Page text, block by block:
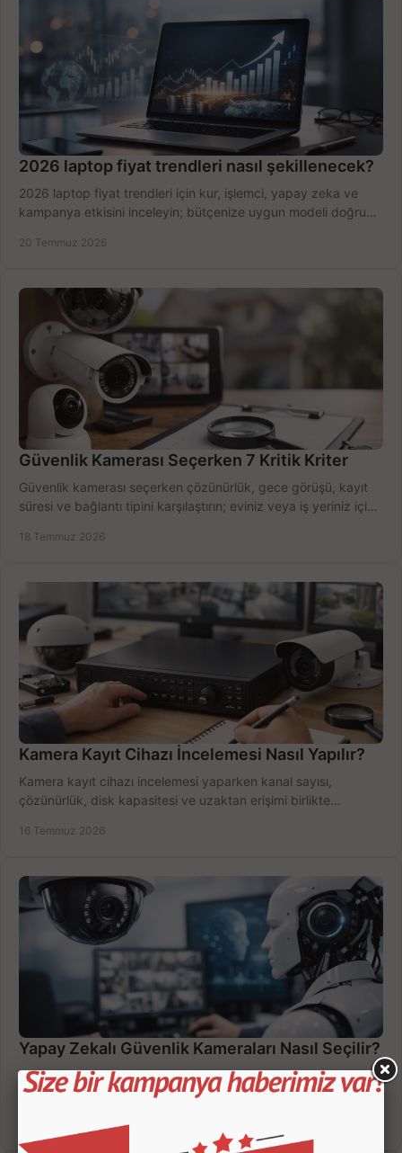
2026 laptop fiyat trendleri nasıl şekillenecek?
2026 laptop fiyat trendleri için kur, işlemci, yapay zeka ve
kampanya etkisini inceleyin; bütçenize uygun modeli doğru
20 Temmuz 2026
Güvenlik Kamerası Seçerken 7 Kritik Kriter
Güvenlik kamerası seçerken çözünürlük, gece görüşü, kayıt
süresi ve bağlantı tipini karşılaştırın; eviniz veya iş yeriniz için
18 Temmuz 2026
Kamera Kayıt Cihazı İncelemesi Nasıl Yapılır?
Kamera kayıt cihazı incelemesi yaparken kanal sayısı,
çözünürlük, disk kapasitesi ve uzaktan erişimi birlikte
16 Temmuz 2026
Yapay Zekalı Güvenlik Kameraları Nasıl Seçilir?
Yapay zekalı güvenlik kameraları; insan, araç ve hareket
ayrımıyla daha az yanlış uyarı sunar. Ev ve iş yeriniz için doğru